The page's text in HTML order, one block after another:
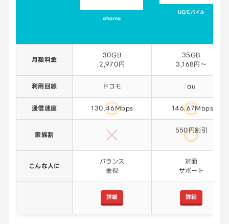
ahamo
UQモバイル
月額料金
30GB
2,970円
35GB
3,168円〜
利用回線 ドコモ au
通信速度 130.46Mbps 146.67Mbps
家族割
550円割引
こんな人に
バランス
重視
対面
サポート
詳細 詳細